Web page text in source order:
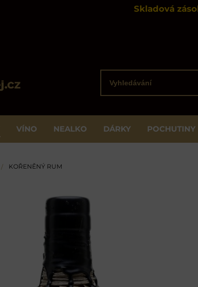
Skladová
VÍNO NEALKO DÁRKY POCHUTINY
/ KOŘENĚNÝ RUM